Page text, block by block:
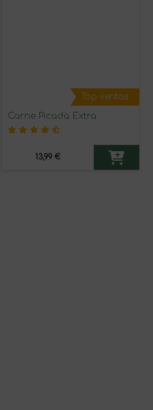
Top ventas
Carne Picada Extra
13,99 €